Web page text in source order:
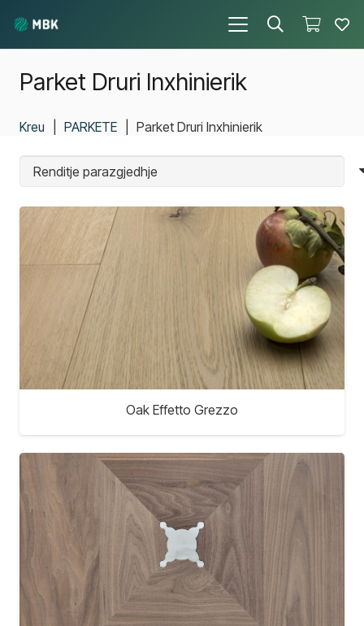
Parket Druri Inxhinierik
Kreu PARKETE Parket Druri Inxhinierik
Oak Effetto Grezzo